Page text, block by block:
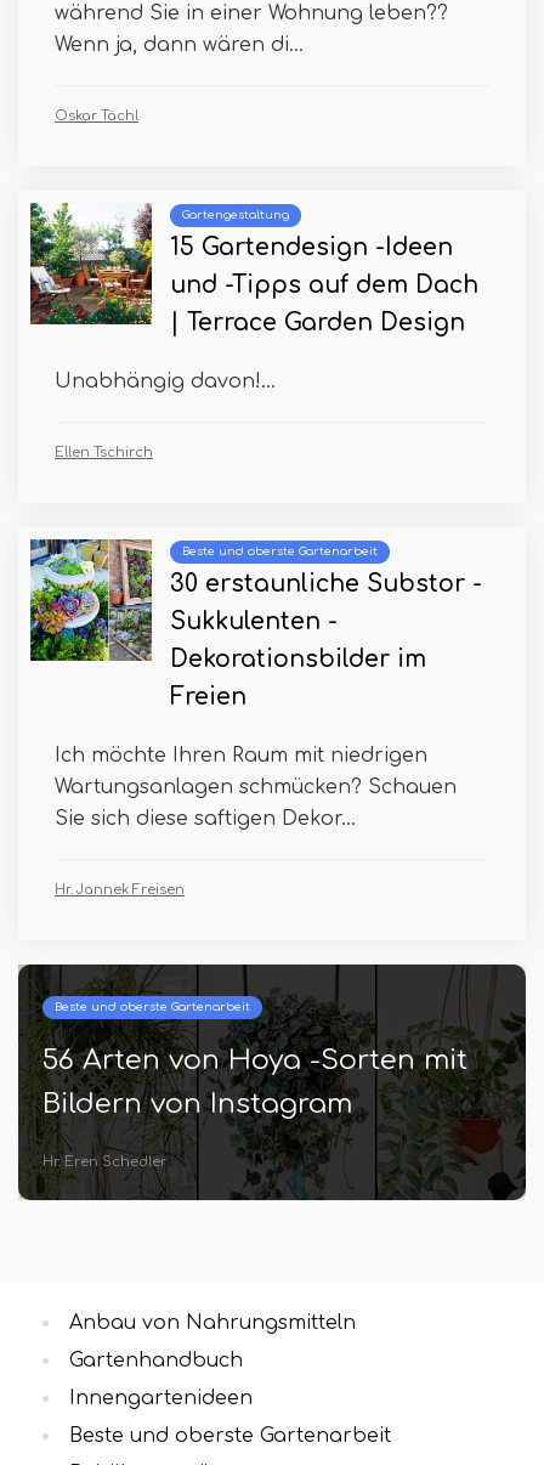
während Sie in einer Wohnung leben??
Wenn ja, dann wären di...
Oskar Tächl
Gartengestaltung
15 Gartendesign -Ideen
und -Tipps auf dem Dach
| Terrace Garden Design
Unabhängig davon!...
Ellen Tschirch
Beste und oberste Gartenarbeit
30 erstaunliche Substor -
Sukkulenten -
Dekorationsbilder im
Freien
Ich möchte Ihren Raum mit niedrigen
Wartungsanlagen schmücken? Schauen
Sie sich diese saftigen Dekor...
Hr. Jannek Freisen
Beste und oberste Gartenarbeit
56 Arten von Hoya -Sorten mit
Bildern von Instagram
Hr. Eren Schedler
Anbau von Nahrungsmitteln
Gartenhandbuch
Innengartenideen
Beste und oberste Gartenarbeit